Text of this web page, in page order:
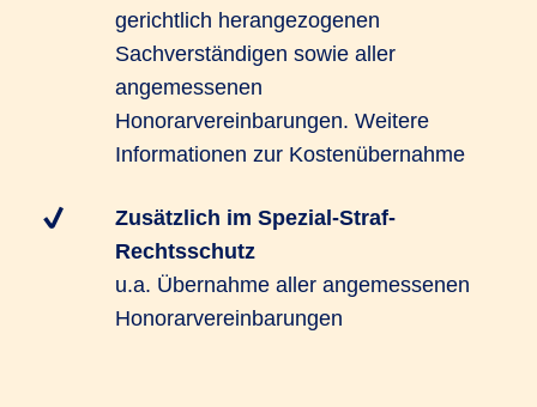
gerichtlich herangezogenen
Sachverständigen sowie aller
angemessenen
Honorarvereinbarungen. Weitere
Informationen zur Kostenübernahme
Zusätzlich im Spezial-Straf-
Rechtsschutz
u.a. Übernahme aller angemessenen
Honorarvereinbarungen